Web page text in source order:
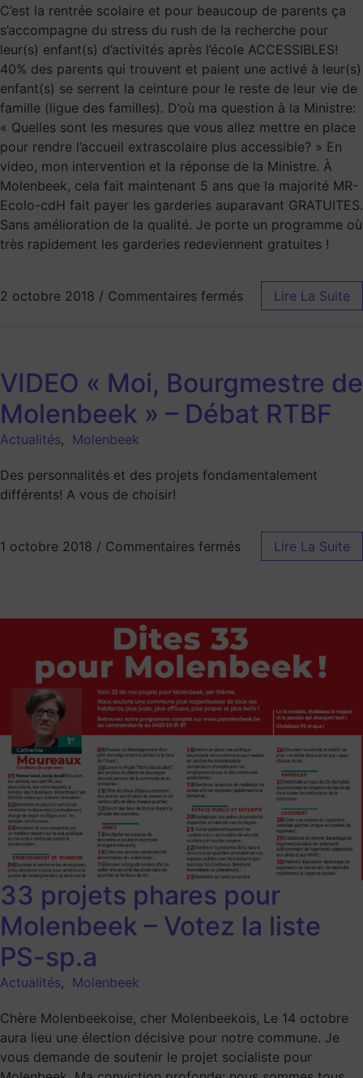
C’est la rentrée scolaire et pour beaucoup de parents ça
s’accompagne du stress du rush de la recherche pour
leur(s) enfant(s) d’activités après l’école ACCESSIBLES!
40% des parents qui trouvent et paient une activé à leur(s)
enfant(s) se serrent la ceinture pour le reste de leur vie de
famille (ligue des familles). D’où ma question à la Ministre:
« Quelles sont les mesures que vous allez mettre en place
pour rendre l’accueil extrascolaire plus accessible? » En
video, mon intervention et la réponse de la Ministre. À
Molenbeek, cela fait maintenant 5 ans que la majorité MR-
Ecolo-cdH fait payer les garderies auparavant GRATUITES.
Sans amélioration de la qualité. Je porte un programme où
très rapidement les garderies redeviennent gratuites !
2 octobre 2018 / Commentaires fermés Lire La Suite
VIDEO « Moi, Bourgmestre de
Molenbeek » – Débat RTBF
Actualités, Molenbeek
Des personnalités et des projets fondamentalement
différents! A vous de choisir!
1 octobre 2018 / Commentaires fermés Lire La Suite
33 projets phares pour
Molenbeek – Votez la liste
PS-sp.a
Actualités, Molenbeek
Chère Molenbeekoise, cher Molenbeekois, Le 14 octobre
aura lieu une élection décisive pour notre commune. Je
vous demande de soutenir le projet socialiste pour